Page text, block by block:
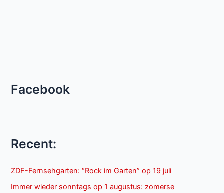
Facebook
Recent:
ZDF-Fernsehgarten: “Rock im Garten” op 19 juli
Immer wieder sonntags op 1 augustus: zomerse